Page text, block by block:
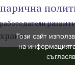
парична
работодатели
храниТози сайт
на